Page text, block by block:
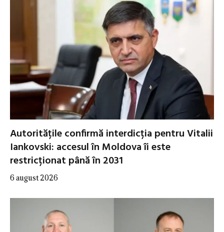
Autoritățile confirmă interdicția pentru Vitalii
Iankovski: accesul în Moldova îi este
restricționat până în 2031
6 august 2026